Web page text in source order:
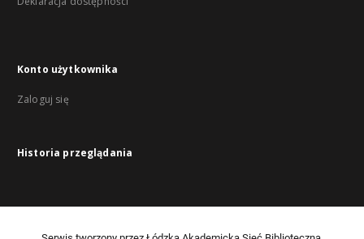
Konto użytkownika
Zaloguj się
Historia przeglądania